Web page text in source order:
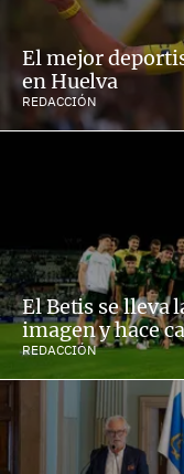
El mejor
en Huelva
REDACCIÓN
El Betis se lleva
imagen y hace
REDACCIÓN